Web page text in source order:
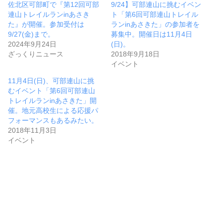
佐北区可部町で『第12回可部
連山トレイルランinあさき
た』が開催。参加受付は
9/27(金)まで。
2024年9月24日
ざっくりニュース
9/24】可部連山に挑むイベン
ト「第6回可部連山トレイル
ランinあさきた」の参加者を
募集中。開催日は11月4日
(日)。
2018年9月18日
イベント
11月4日(日)、可部連山に挑
むイベント「第6回可部連山
トレイルランinあさきた」開
催。地元高校生による応援パ
フォーマンスもあるみたい。
2018年11月3日
イベント